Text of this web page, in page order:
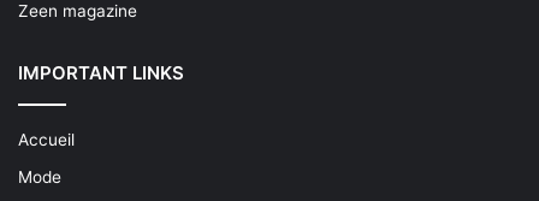
Zeen magazine
IMPORTANT LINKS
Accueil
Mode